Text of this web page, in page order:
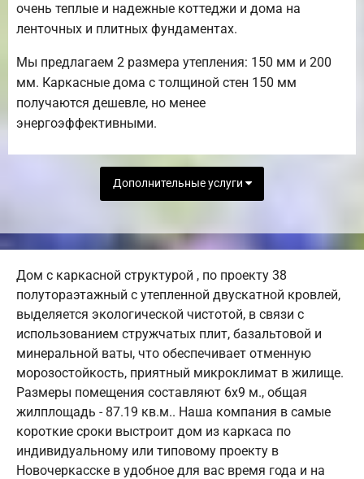
очень теплые и надежные коттеджи и дома на
ленточных и плитных фундаментах.
Мы предлагаем 2 размера утепления: 150 мм и 200
мм. Каркасные дома с толщиной стен 150 мм
получаются дешевле, но менее
энергоэффективными.
Дополнительные услуги
Дом с каркасной структурой , по проекту 38
полутораэтажный с утепленной двускатной кровлей,
выделяется экологической чистотой, в связи с
использованием стружчатых плит, базальтовой и
минеральной ваты, что обеспечивает отменную
морозостойкость, приятный микроклимат в жилище.
Размеры помещения составляют 6х9 м., общая
жилплощадь - 87.19 кв.м.. Наша компания в самые
короткие сроки выстроит дом из каркаса по
индивидуальному или типовому проекту в
Новочеркасске в удобное для вас время года и на